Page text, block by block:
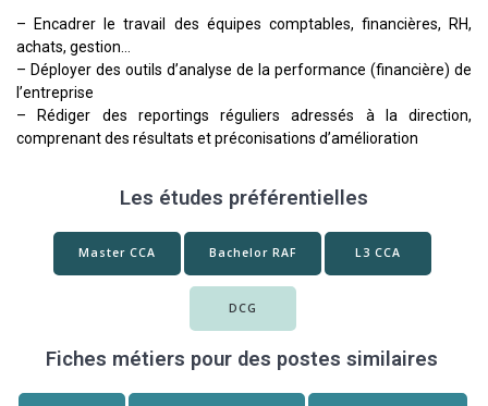
– Encadrer le travail des équipes comptables, financières, RH,
achats, gestion…
– Déployer des outils d’analyse de la performance (financière) de
l’entreprise
– Rédiger des reportings réguliers adressés à la direction,
comprenant des résultats et préconisations d’amélioration
Les études préférentielles
Master CCA Bachelor RAF L3 CCA
DCG
Fiches métiers pour des postes similaires